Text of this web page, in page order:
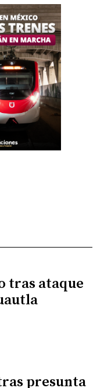
tras ataque
presunta